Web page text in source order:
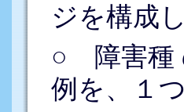
ジを構成
○ 障害種
例を、１